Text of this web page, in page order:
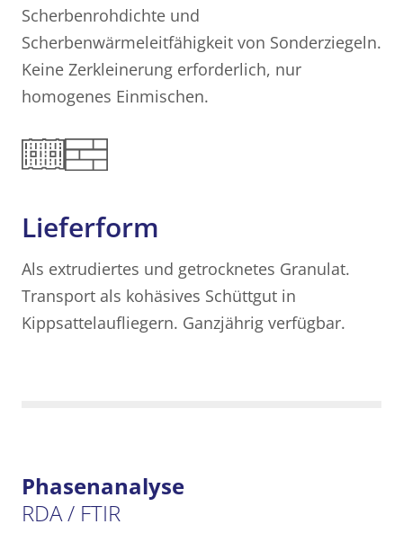
Scherbenrohdichte und
Scherbenwärmeleitfähigkeit von Sonderziegeln.
Keine Zerkleinerung erforderlich, nur
homogenes Einmischen.
Lieferform
Als extrudiertes und getrocknetes Granulat.
Transport als kohäsives Schüttgut in
Kippsattelaufliegern. Ganzjährig verfügbar.
Phasenanalyse
RDA / FTIR